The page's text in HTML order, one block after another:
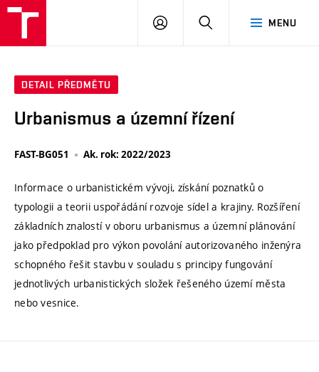
MENU
PŘIHLÁSIT
DETAIL PŘEDMĚTU
Urbanismus a územní řízení
FAST-BG051 Ak. rok: 2022/2023
Informace o urbanistickém vývoji, získání poznatků o
typologii a teorii uspořádání rozvoje sídel a krajiny. Rozšíření
základních znalostí v oboru urbanismus a územní plánování
jako předpoklad pro výkon povolání autorizovaného inženýra
schopného řešit stavbu v souladu s principy fungování
jednotlivých urbanistických složek řešeného území města
nebo vesnice.